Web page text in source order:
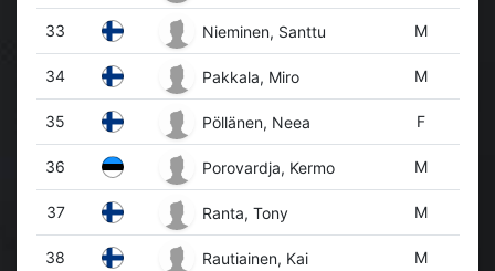
33 Nieminen, Santtu M
34 Pakkala, Miro M
35 Pöllänen, Neea F
36 Porovardja, Kermo M
37 Ranta, Tony M
38 Rautiainen, Kai M